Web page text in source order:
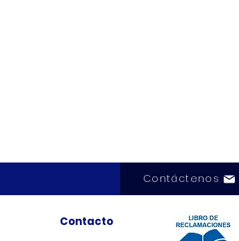
Contáctenos
Contacto